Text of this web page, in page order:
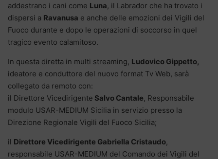
addestrano i cani come Luna, il Labrador che ha trovato i
dispersi a Ravanusa e anche delle emozioni dei Vigili del
Fuoco durante e dopo le operazioni di soccorso in quel
tragico evento calamitoso.
In questa diretta in multi streaming, Ludovico Gippetto,
ideatore e conduttore del nuovo format Tv Web, sarà
collegato da remoto con:
il Direttore Vicedirigente Salvo Cantale, Responsabile
modulo USAR-MEDIUM Sicilia in servizio presso la
Direzione Regionale Vigili del Fuoco Sicilia;
il Direttore Vicedirigente Gabriella Cristaudo,
responsabile USAR-MEDIUM del Comando dei Vigili del